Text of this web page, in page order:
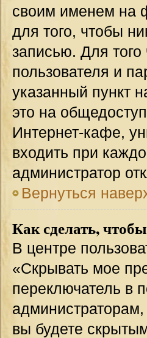
своим именем на
для того, чтобы
записью. Для
пользователя и
указанный пункт
это на
Интернет-кафе,
входить при
администратор
Вернуться
Как сделать,
В центре
«Скрывать мое
переключатель в
вы будете